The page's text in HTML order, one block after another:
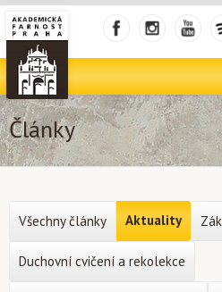
Články
Všechny články Aktuality
Duchovní cvičení a rekolekce